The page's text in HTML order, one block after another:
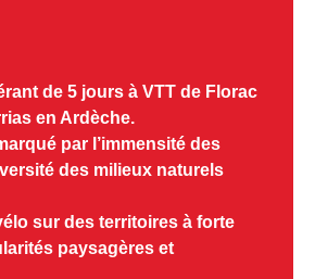
de 5 jours à VTT de Florac
en Ardèche.
par l’immensité des
des milieux naturels
sur des territoires à forte
paysagères et